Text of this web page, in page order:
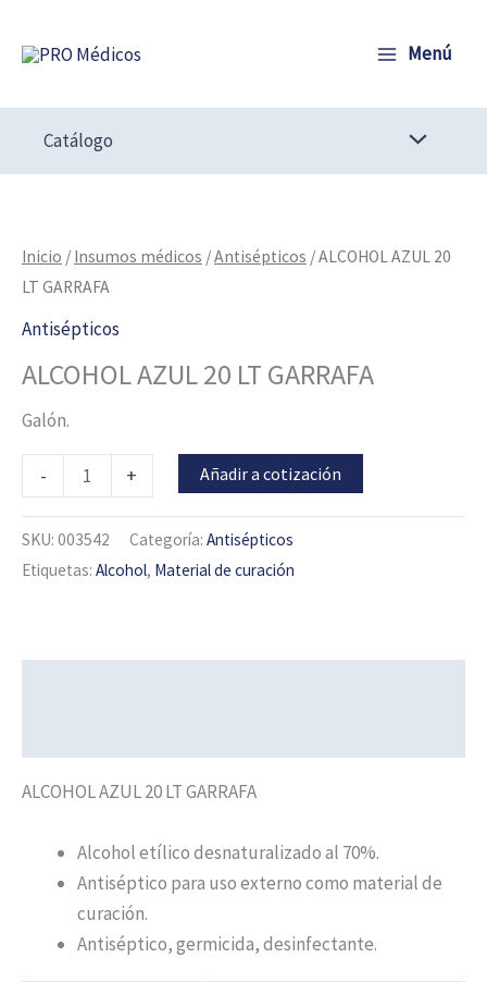
Menú
Catálogo
Inicio / Insumos médicos /Antisépticos / ALCOHOL AZUL 20
LT GARRAFA
Antisépticos
ALCOHOL AZUL 20 LT GARRAFA
Galón.
-
20
LT
cantidad
+ Añadir a cotización
SKU: 003542 Categoría: Antisépticos
Etiquetas: Alcohol, Material de curación
ALCOHOL AZUL 20 LT GARRAFA
Alcohol etílico desnaturalizado al 70%.
Antiséptico para uso externo como material de
curación.
Antiséptico, germicida, desinfectante.